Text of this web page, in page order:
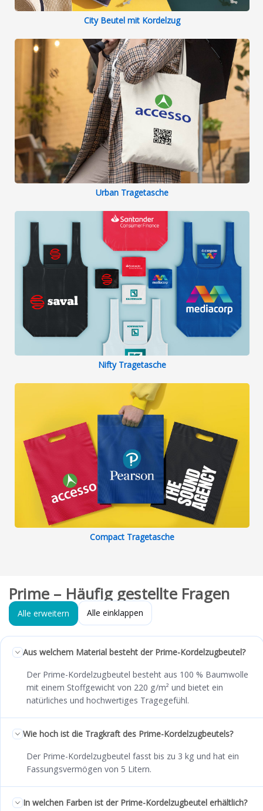
und einem erstklassigen Service suchen.
Ich freue mich darauf, in Zukunft erneut
City Beutel mit Kordelzug
Urban Tragetasche
Nifty Tragetasche
Compact Tragetasche
Prime – Häufig gestellte Fragen
Alle erweitern Alle einklappen
Aus welchem Material besteht der Prime-Kordelzugbeutel?
Der Prime-Kordelzugbeutel besteht aus 100 % Baumwolle
mit einem Stoffgewicht von 220 g/m² und bietet ein
natürliches und hochwertiges Tragegefühl.
Wie hoch ist die Tragkraft des Prime-Kordelzugbeutels?
Der Prime-Kordelzugbeutel fasst bis zu 3 kg und hat ein
Fassungsvermögen von 5 Litern.
In welchen Farben ist der Prime-Kordelzugbeutel erhältlich?